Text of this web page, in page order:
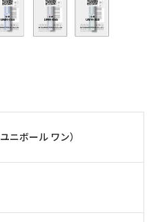
ボール ワン）